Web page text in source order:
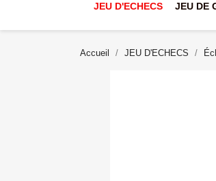
JEU D'ECHECS JEU DE
Accueil JEU D'ECHECS